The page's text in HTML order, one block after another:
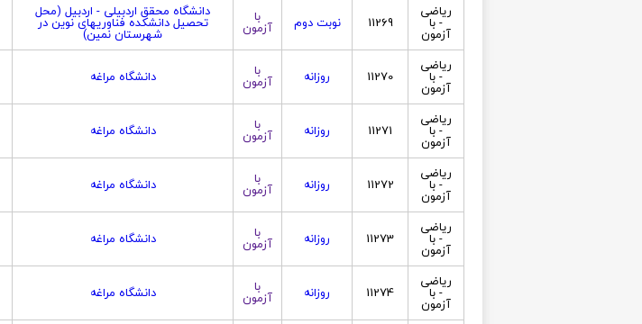
ریاضی
- با
آزمون
11269 نوبت دوم با
آزمون
دانشگاه محقق اردبیلی - اردبیل (محل
تحصیل دانشکده فناوریهای نوین در
شهرستان نمین)
ریاضی
- با
آزمون
11270 روزانه با
آزمون دانشگاه مراغه
ریاضی
- با
آزمون
11271 روزانه با
آزمون دانشگاه مراغه
ریاضی
- با
آزمون
11272 روزانه با
آزمون دانشگاه مراغه
ریاضی
- با
آزمون
11273 روزانه با
آزمون دانشگاه مراغه
ریاضی
- با
آزمون
11274 روزانه با
آزمون دانشگاه مراغه